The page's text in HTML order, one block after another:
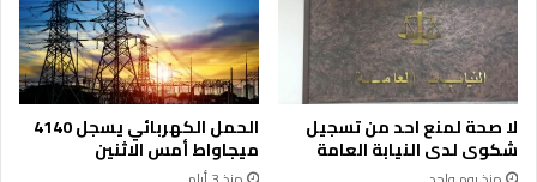
و
ق
ا
ل
م
ح
ل
م
ن
ق
ر
ا
ء
ة
لا صحة لمنع احد من تسجيل
شكوى لدى النيابة العامة
الحمل الكهربائي يسجل 4140
ميجاواط أمس الاثنين